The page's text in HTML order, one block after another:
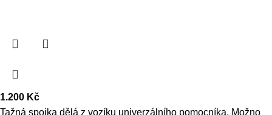
1.200 Kč
Tažná spojka dělá z vozíku univerzálního pomocníka. Možno